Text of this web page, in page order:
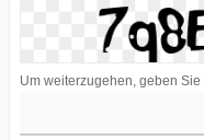
Um weiterzugehen, geben